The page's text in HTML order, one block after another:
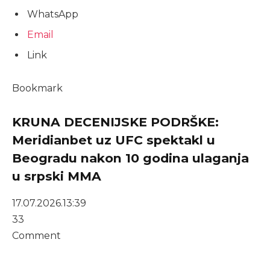
WhatsApp
Email
Link
Bookmark
KRUNA DECENIJSKE PODRŠKE:
Meridianbet uz UFC spektakl u
Beogradu nakon 10 godina ulaganja
u srpski MMA
17.07.2026.13:39
33
Comment